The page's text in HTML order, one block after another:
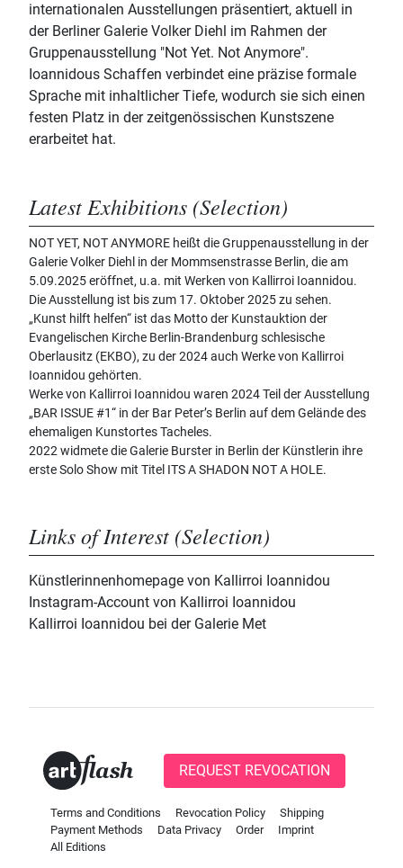
internationalen Ausstellungen präsentiert, aktuell in
der Berliner Galerie Volker Diehl im Rahmen der
Gruppenausstellung "Not Yet. Not Anymore".
Ioannidous Schaffen verbindet eine präzise formale
Sprache mit inhaltlicher Tiefe, wodurch sie sich einen
festen Platz in der zeitgenössischen Kunstszene
erarbeitet hat.
Latest Exhibitions (Selection)
NOT YET, NOT ANYMORE heißt die Gruppenausstellung in der
Galerie Volker Diehl in der Mommsenstrasse Berlin, die am
5.09.2025 eröffnet, u.a. mit Werken von Kallirroi Ioannidou.
Die Ausstellung ist bis zum 17. Oktober 2025 zu sehen.
„Kunst hilft helfen“ ist das Motto der Kunstauktion der
Evangelischen Kirche Berlin-Brandenburg schlesische
Oberlausitz (EKBO), zu der 2024 auch Werke von Kallirroi
Ioannidou gehörten.
Werke von Kallirroi Ioannidou waren 2024 Teil der Ausstellung
„BAR ISSUE #1“ in der Bar Peter’s Berlin auf dem Gelände des
ehemaligen Kunstortes Tacheles.
2022 widmete die Galerie Burster in Berlin der Künstlerin ihre
erste Solo Show mit Titel ITS A SHADON NOT A HOLE.
Links of Interest (Selection)
Künstlerinnenhomepage von Kallirroi Ioannidou
Instagram-Account von Kallirroi Ioannidou
Kallirroi Ioannidou bei der Galerie Met
REQUEST REVOCATION
Terms and Conditions Revocation Policy
Shipping
Payment Methods
Data Privacy Order
Imprint
All Editions